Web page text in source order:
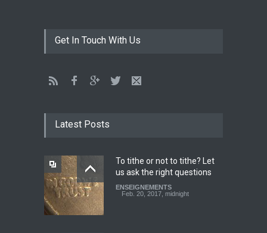
ENSEIGNEMENTS
Youth worry about your
father's matter - Dokimos
Get In Touch With Us
Latest Posts
To tithe or not to tithe? Let
us ask the right questions
ENSEIGNEMENTS
Feb. 20, 2017, midnight